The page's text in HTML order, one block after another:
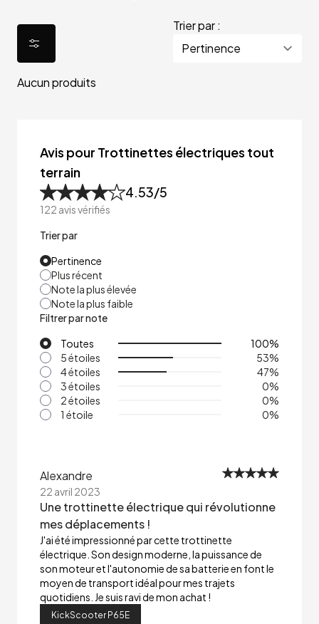
Trier par :
Aucun produits
Avis pour Trottinettes électriques tout
terrain
4.53/5
122 avis vérifiés
Trier par
Pertinence
Plus récent
Note la plus élevée
Note la plus faible
Filtrer par note
Toutes
100%
5 étoiles
53%
4 étoiles
47%
3 étoiles
0%
2 étoiles
0%
1 étoile
0%
Alexandre
22 avril 2023
Une trottinette électrique qui révolutionne
mes déplacements !
J'ai été impressionné par cette trottinette
électrique. Son design moderne, la puissance de
son moteur et l'autonomie de sa batterie en font le
moyen de transport idéal pour mes trajets
quotidiens. Je suis ravi de mon achat !
KickScooter P65E